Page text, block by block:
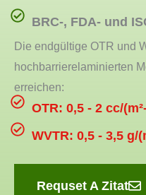
BRC-, FDA- und
Die endgültige OTR und
hochbarrierelaminierten
erreichen:
OTR: 0,5 - 2 cc/
WVTR: 0,5 - 3,5 g/
Requset A Zitat